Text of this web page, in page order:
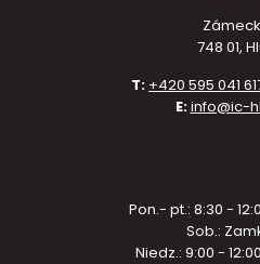
748 01,
T: +420 595 041
E:info@ic-
Pon.- pt.: 8:30 -
Sob.:
Niedz.: 9:00 -